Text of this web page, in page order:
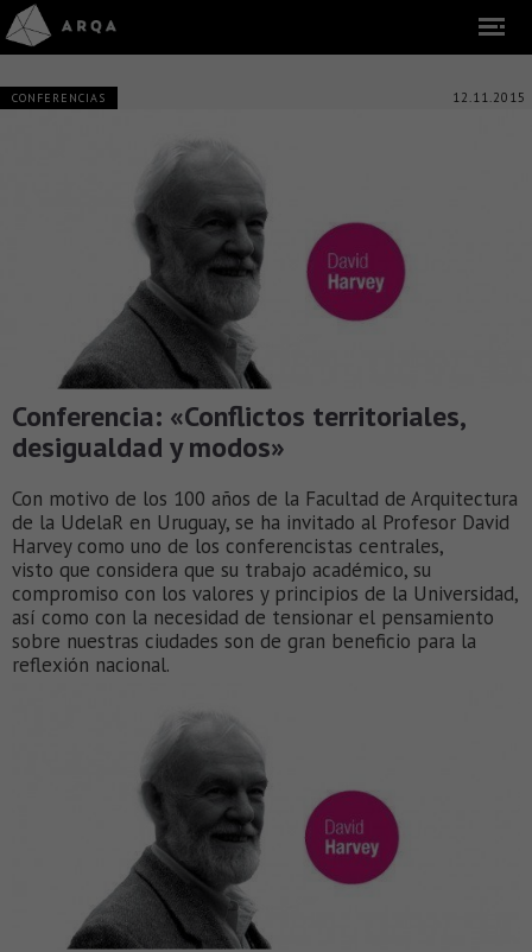
CONFERENCIAS 12.11.2015
Conferencia: «Conflictos territoriales,
desigualdad y modos»
Con motivo de los 100 años de la Facultad de Arquitectura
de la UdelaR en Uruguay, se ha invitado al Profesor David
Harvey como uno de los conferencistas centrales,
visto que considera que su trabajo académico, su
compromiso con los valores y principios de la Universidad,
así como con la necesidad de tensionar el pensamiento
sobre nuestras ciudades son de gran beneficio para la
reflexión nacional.